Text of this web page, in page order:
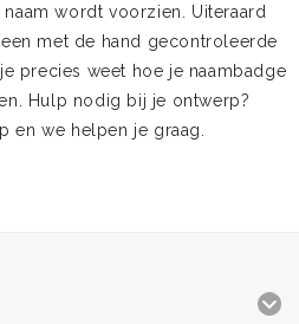
wordt voorzien. Uiteraard
met de hand gecontroleerde
precies weet hoe je naambadge
Hulp nodig bij je ontwerp?
en we helpen je graag.